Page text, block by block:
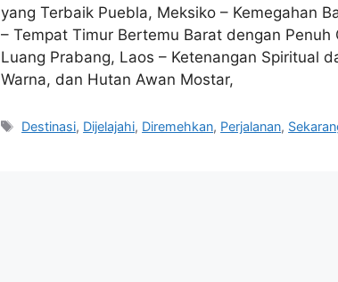
yang Terbaik Puebla, Meksiko – Kemegahan
– Tempat Timur Bertemu Barat dengan
Luang Prabang, Laos – Ketenangan Spiritual
Warna, dan Hutan Awan Mostar,
Tags
Destinasi, Dijelajahi, Diremehkan, Perjalanan,